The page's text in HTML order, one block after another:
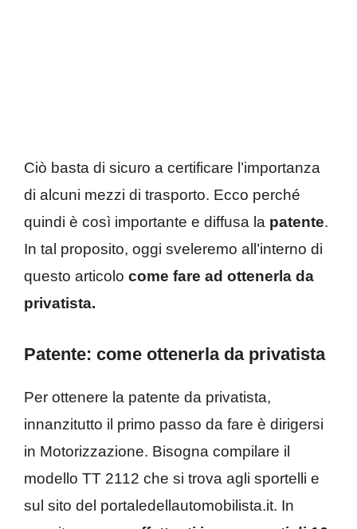
Ciò basta di sicuro a certificare l’importanza
di alcuni mezzi di trasporto. Ecco perché
quindi è così importante e diffusa la patente.
In tal proposito, oggi sveleremo all’interno di
questo articolo come fare ad ottenerla da
privatista.
Patente: come ottenerla da privatista
Per ottenere la patente da privatista,
innanzitutto il primo passo da fare è dirigersi
in Motorizzazione. Bisogna compilare il
modello TT 2112 che si trova agli sportelli e
sul sito del portaledellautomobilista.it. In